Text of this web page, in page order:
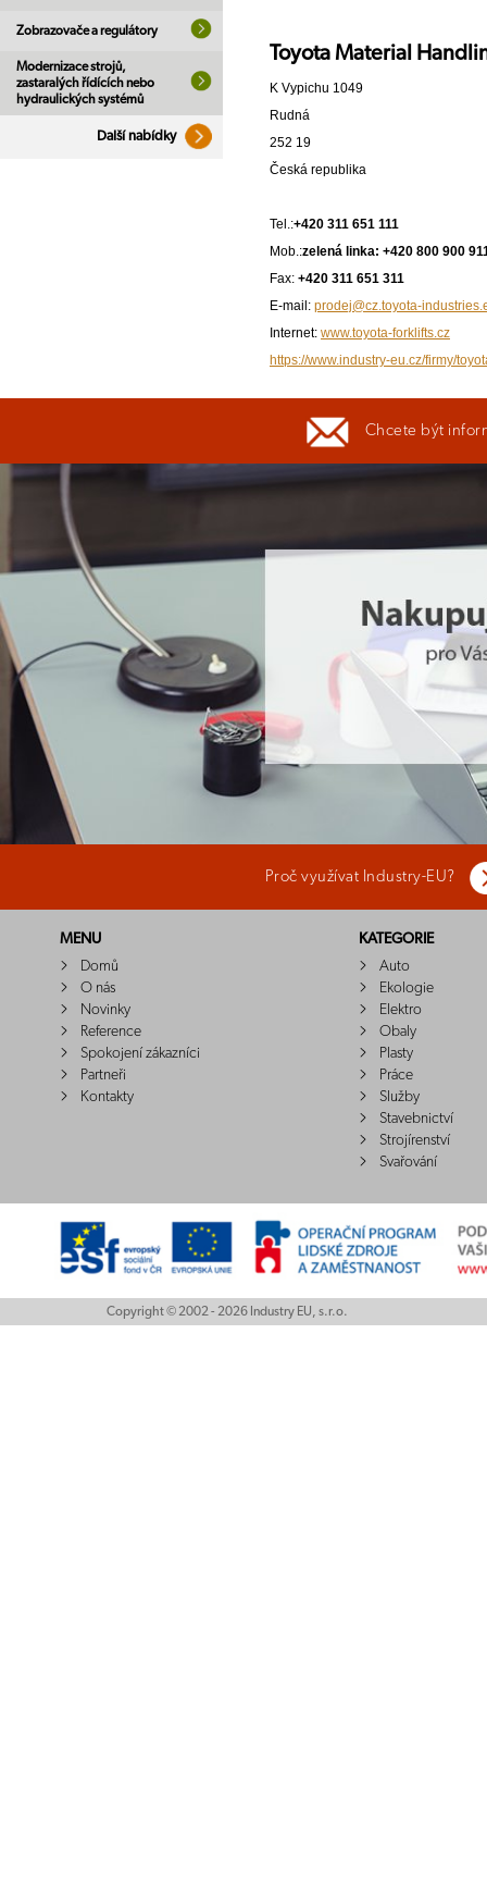
Zobrazovače a regulátory
Modernizace strojů,
zastaralých řídících nebo
hydraulických systémů
Další nabídky
Toyota Material
K Vypichu 1049
Rudná
252 19
Česká republika
Tel.:+420 311 651 111
Mob.:zelená linka: +420 800 900
Fax: +420 311 651 311
E-mail: prodej@cz.toyota-
Internet: www.toyota-forklifts.cz
https://www.industry-eu.cz/firmy/
Chcete být
Proč využívat Industry-EU?
MENU
Domů
O nás
Novinky
Reference
Spokojení zákazníci
Partneři
Kontakty
KATEGORIE
Auto
Ekologie
Elektro
Obaly
Plasty
Práce
Služby
Stavebnictví
Strojírenství
Svařování
Copyright © 2002 - 2026 Industry EU, s.r.o.